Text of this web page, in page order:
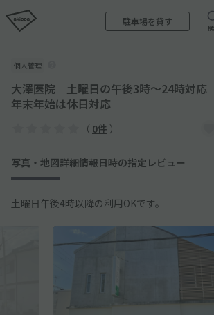
駐車場を貸す
個人管理
大澤医院 土曜日の午後3時〜24時対応
年末年始は休日対応
（ 0件 ）
写真・地図詳細情報日時の指定 レビュー
土曜日午後4時以降の利用OKです。